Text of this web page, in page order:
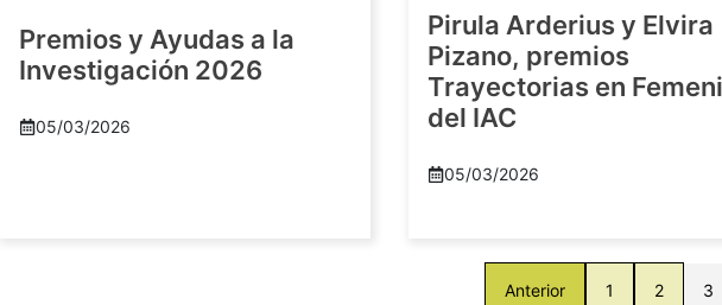
Premios y Ayudas a la
Investigación 2026
05/03/2026
Pirula Arderius y Elvira
Pizano, premios
Trayectorias en
del IAC
05/03/2026
Anterior 1 2 3